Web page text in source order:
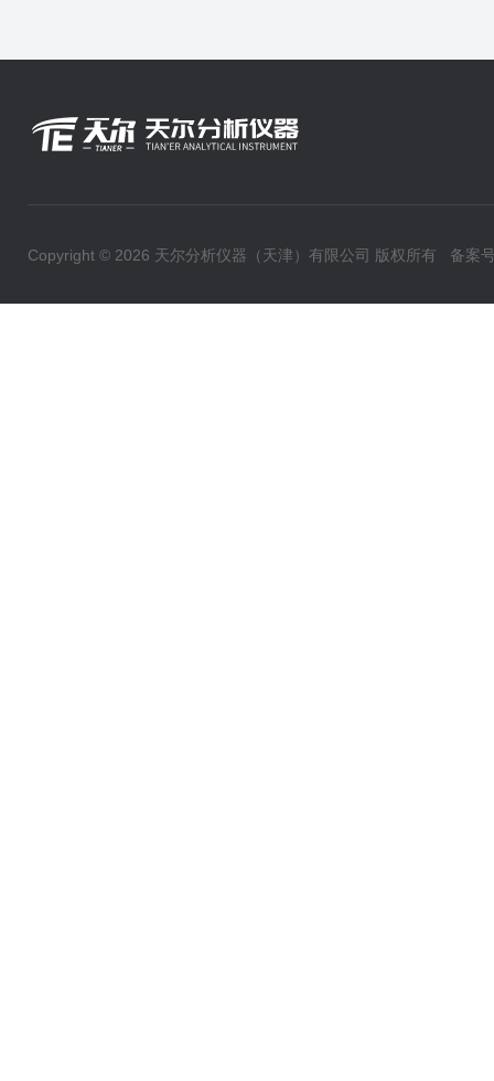
Copyright © 2026 天尔分析仪器（天津）有限公司 版权所有 备案